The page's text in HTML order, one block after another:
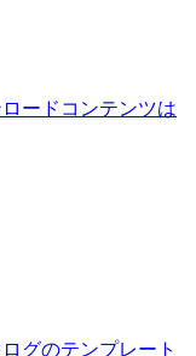
ードコンテンツは
グのテンプレート